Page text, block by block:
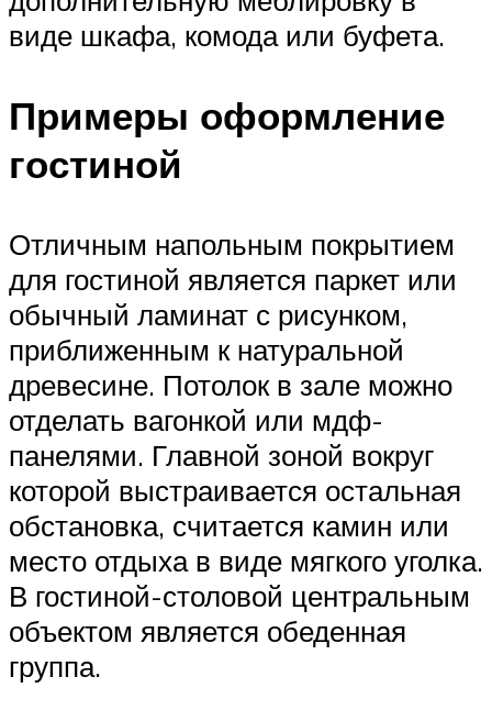
виде шкафа, комода или буфета.
Примеры оформление
гостиной
Отличным напольным покрытием
для гостиной является паркет или
обычный ламинат с рисунком,
приближенным к натуральной
древесине. Потолок в зале можно
отделать вагонкой или мдф-
панелями. Главной зоной вокруг
которой выстраивается остальная
обстановка, считается камин или
место отдыха в виде мягкого уголка.
В гостиной-столовой центральным
объектом является обеденная
группа.